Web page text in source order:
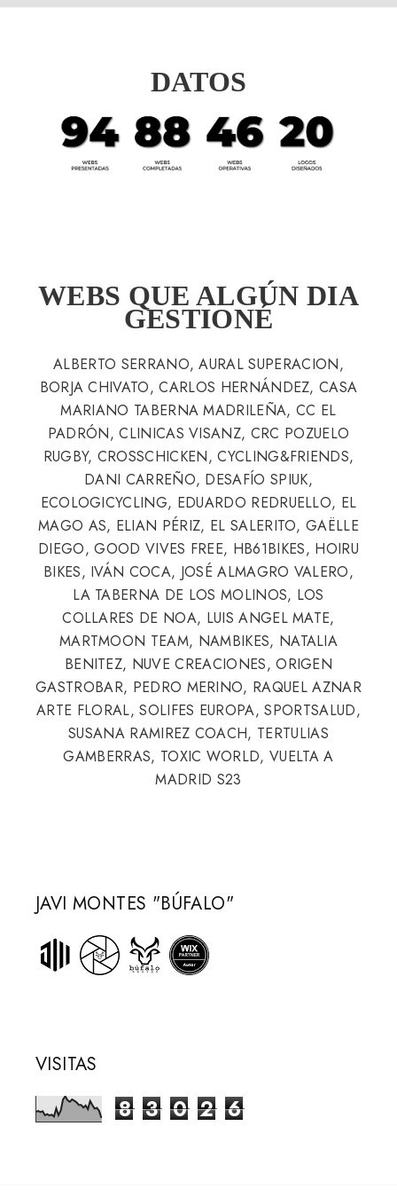
DATOS
WEBS QUE ALGÚN DIA
GESTIONÉ
ALBERTO SERRANO, AURAL SUPERACION,
BORJA CHIVATO, CARLOS HERNÁNDEZ, CASA
MARIANO TABERNA MADRILEÑA, CC EL
PADRÓN, CLINICAS VISANZ, CRC POZUELO
RUGBY, CROSSCHICKEN, CYCLING&FRIENDS,
DANI CARREÑO, DESAFÍO SPIUK,
ECOLOGICYCLING, EDUARDO REDRUELLO, EL
MAGO AS, ELIAN PÉRIZ, EL SALERITO, GAËLLE
DIEGO, GOOD VIVES FREE, HB61BIKES, HOIRU
BIKES, IVÁN COCA, JOSÉ ALMAGRO VALERO,
LA TABERNA DE LOS MOLINOS, LOS
COLLARES DE NOA, LUIS ANGEL MATE,
MARTMOON TEAM, NAMBIKES, NATALIA
BENITEZ, NUVE CREACIONES, ORIGEN
GASTROBAR, PEDRO MERINO, RAQUEL AZNAR
ARTE FLORAL, SOLIFES EUROPA, SPORTSALUD,
SUSANA RAMIREZ COACH, TERTULIAS
GAMBERRAS, TOXIC WORLD, VUELTA A
MADRID S23
JAVI MONTES "BÚFALO"
VISITAS
8 3 0 2 6